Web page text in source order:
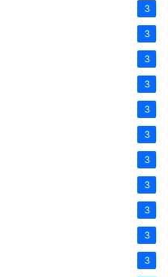
3
3
3
3
3
3
3
3
3
3
3